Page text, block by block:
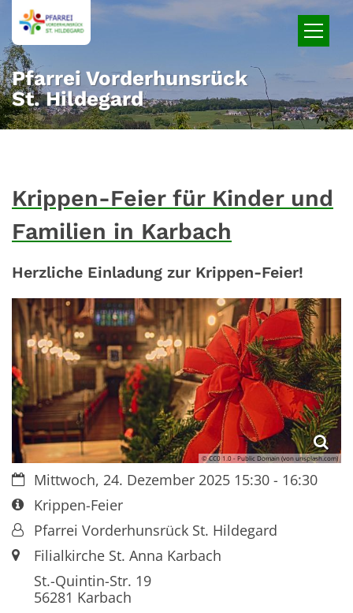
Zum Inhalt springen
Pfarrei Vorderhunsrück
St. Hildegard
Krippen-Feier für Kinder und
Familien in Karbach
Herzliche Einladung zur Krippen-Feier!
© CC0 1.0 - Public Domain (von unsplash.com)
Datum:Mittwoch, 24. Dezember 2025 15:30 - 16:30
Art bzw. Nummer:
Krippen-Feier
Von:Pfarrei Vorderhunsrück St. Hildegard
Ort:Filialkirche St. Anna Karbach
St.-Quintin-Str. 19
56281 Karbach